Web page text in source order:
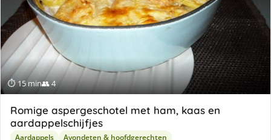
⏱ 15 min👥 4
Romige aspergeschotel met ham, kaas en
aardappelschijfjes
Aardappels Avondeten & hoofdgerechten